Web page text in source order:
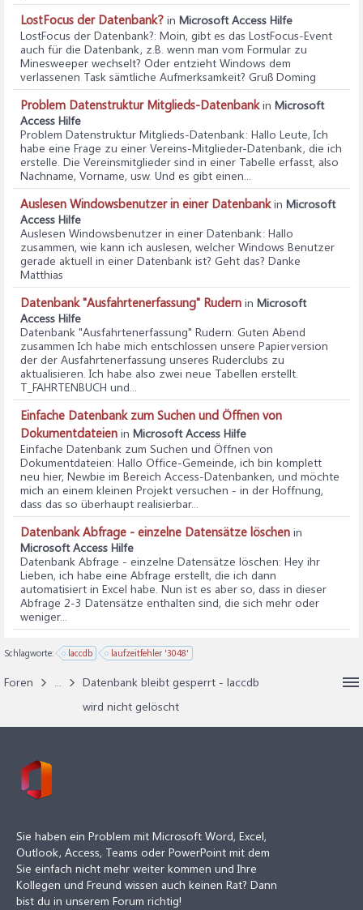
LostFocus der Datenbank? in Microsoft Access Hilfe
LostFocus der Datenbank?: Moin, gibt es das LostFocus-Event
auch für die Datenbank, z.B. wenn man vom Formular zu
Minesweeper wechselt? Oder entzieht Windows dem
verlassenen Task sämtliche Aufmerksamkeit? Gruß Doming
Problem Datenstruktur Mitglieds-Datenbankin Microsoft
Access Hilfe
Problem Datenstruktur Mitglieds-Datenbank: Hallo Leute, Ich
habe eine Frage zu einer Vereins-Mitglieder-Datenbank, die ich
erstelle. Die Vereinsmitglieder sind in einer Tabelle erfasst, also
Nachname, Vorname, usw. Und es gibt einen...
Auslesen Windowsbenutzer in einer Datenbankin Microsoft
Access Hilfe
Auslesen Windowsbenutzer in einer Datenbank: Hallo
zusammen, wie kann ich auslesen, welcher Windows Benutzer
gerade aktuell in einer Datenbank ist? Geht das? Danke
Matthias
Datenbank "Ausfahrtenerfassung" Rudern in Microsoft
Access Hilfe
Datenbank "Ausfahrtenerfassung" Rudern: Guten Abend
zusammen Ich habe mich entschlossen unsere Papierversion
der der Ausfahrtenerfassung unseres Ruderclubs zu
aktualisieren. Ich habe also zwei neue Tabellen erstellt.
T_FAHRTENBUCH und...
Einfache Datenbank zum Suchen und Öffnen von
Dokumentdateien in Microsoft Access Hilfe
Einfache Datenbank zum Suchen und Öffnen von
Dokumentdateien: Hallo Office-Gemeinde, ich bin komplett
neu hier, Newbie im Bereich Access-Datenbanken, und möchte
mich an einem kleinen Projekt versuchen - in der Hoffnung,
dass das so überhaupt realisierbar...
Datenbank Abfrage - einzelne Datensätze löschen in
Microsoft Access Hilfe
Datenbank Abfrage - einzelne Datensätze löschen: Hey ihr
Lieben, ich habe eine Abfrage erstellt, die ich dann
automatisiert in Excel habe. Nun ist es aber so, dass in dieser
Abfrage 2-3 Datensätze enthalten sind, die sich mehr oder
weniger...
Schlagworte: laccdb laufzeitfehler '3048'
Foren ...
Datenbank bleibt gesperrt - laccdb
wird nicht gelöscht
Sie haben ein Problem mit Microsoft Word, Excel,
Outlook, Access, Teams oder PowerPoint mit dem
Sie einfach nicht mehr weiter kommen und Ihre
Kollegen und Freund wissen auch keinen Rat? Dann
bist du in unserem Forum richtig!